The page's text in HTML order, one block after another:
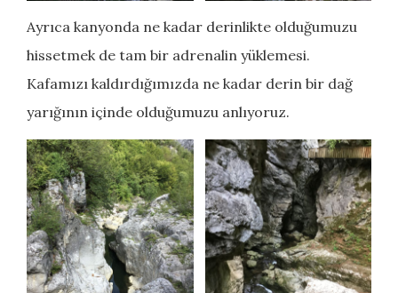
Ayrıca kanyonda ne kadar derinlikte olduğumuzu
hissetmek de tam bir adrenalin yüklemesi.
Kafamızı kaldırdığımızda ne kadar derin bir dağ
yarığının içinde olduğumuzu anlıyoruz.